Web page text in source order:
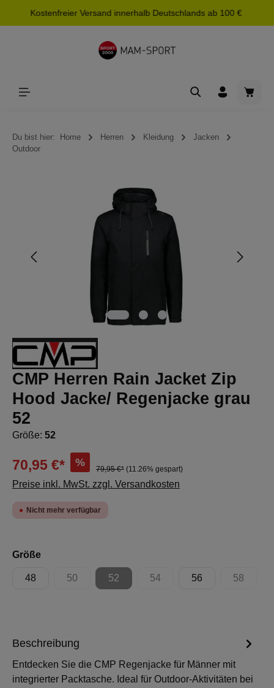
springen
Kostenfreier Versand innerhalb Deutschlands ab 100 €
Du bist hier: Home Herren Kleidung
Jacken
Outdoor
Bildergalerie überspringen
CMP Herren Rain Jacket Zip
Hood Jacke/ Regenjacke grau
52
Größe: 52
70,95 €* %
79,95 €* (11.26% gespart)
Preise inkl. MwSt. zzgl. Versandkosten
Nicht mehr verfügbar
Größeauswählen
48 50
(Diese Option ist zurzeit nicht verfügbar.)
52
(Diese Option ist zurzeit nicht verfügbar.)
54
(Diese Option ist zurzeit nicht
56 58
(Diese
Beschreibung
Entdecken Sie die CMP Regenjacke für Männer mit
integrierter Packtasche. Ideal für Outdoor-Aktivitäten bei